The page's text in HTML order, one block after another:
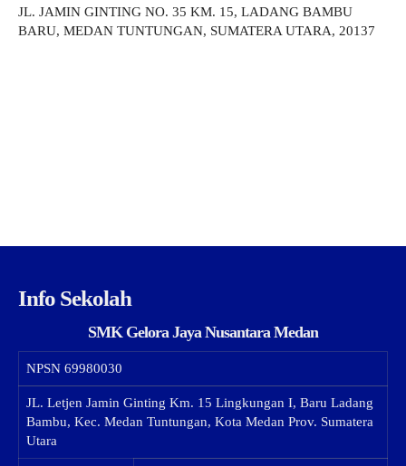
JL. JAMIN GINTING NO. 35 KM. 15, LADANG BAMBU
BARU, MEDAN TUNTUNGAN, SUMATERA UTARA, 20137
Info Sekolah
SMK Gelora Jaya Nusantara Medan
NPSN 69980030
JL. Letjen Jamin Ginting Km. 15 Lingkungan I, Baru Ladang
Bambu, Kec. Medan Tuntungan, Kota Medan Prov. Sumatera
Utara